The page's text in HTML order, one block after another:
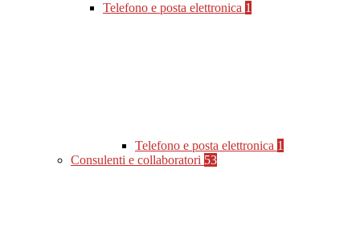
Telefono e posta elettronica 1
Telefono e posta elettronica 1
Consulenti e collaboratori 53